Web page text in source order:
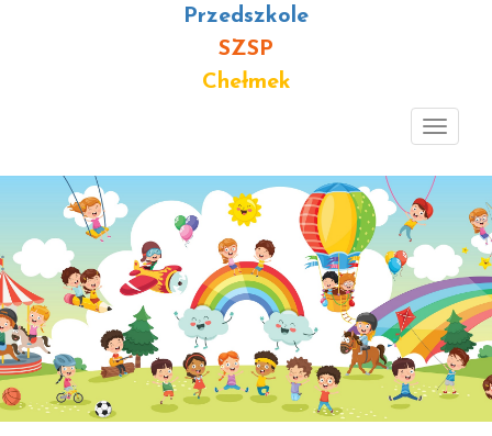
Przedszkole
SZSP
Chełmek